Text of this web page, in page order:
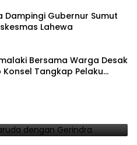
Dampingi Gubernur Sumut
Lahewa
Bersama Warga Desak
Konsel Tangkap Pelaku
Overload, Truk PT KAP